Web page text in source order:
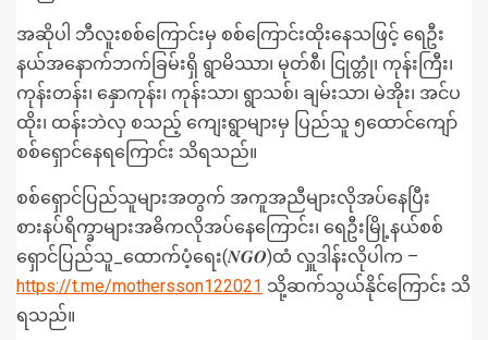
အဆိုပါ ဘီလူးစစ်ကြောင်းမှ စစ်ကြောင်းထိုးနေသဖြင့် ရေဦး
နယ်အနောက်ဘက်ခြမ်းရှိ ရွာမိဿာ၊ မုတ်စီ၊ ငြုတ္တုံ၊ ကုန်းကြီး၊
ကုန်းတန်း၊ နှောကုန်း၊ ကုန်းသာ၊ ရွာသစ်၊ ချမ်းသာ၊ မဲအိုး၊ အင်ပ
ထိုး၊ ထန်းဘဲလှ စသည့် ကျေးရွာများမှ ပြည်သူ ၅ထောင်ကျော်
စစ်ရှောင်နေရကြောင်း သိရသည်။
စစ်ရှောင်ပြည်သူများအတွက် အကူအညီများလိုအပ်နေပြီး
စားနပ်ရိက္ခာများအဓိကလိုအပ်နေကြောင်း၊ ရေဦးမြို့နယ်စစ်
ရှောင်ပြည်သူ_ထောက်ပံ့ရေး(𝑵𝑮𝑶)ထံ လှူဒါန်းလိုပါက –
https://t.me/mothersson122021 သို့ဆက်သွယ်နိုင်ကြောင်း သိ
ရသည်။